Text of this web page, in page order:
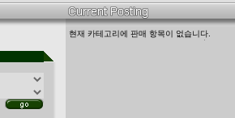
현재 카테고리에 판매 항목이 없습니다.